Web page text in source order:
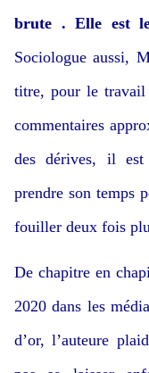
brute . Elle est
Sociologue aussi,
titre, pour le
commentaires
des dérives, il est
prendre son temps
fouiller deux fois
De chapitre en
2020 dans les
d’or, l’auteure